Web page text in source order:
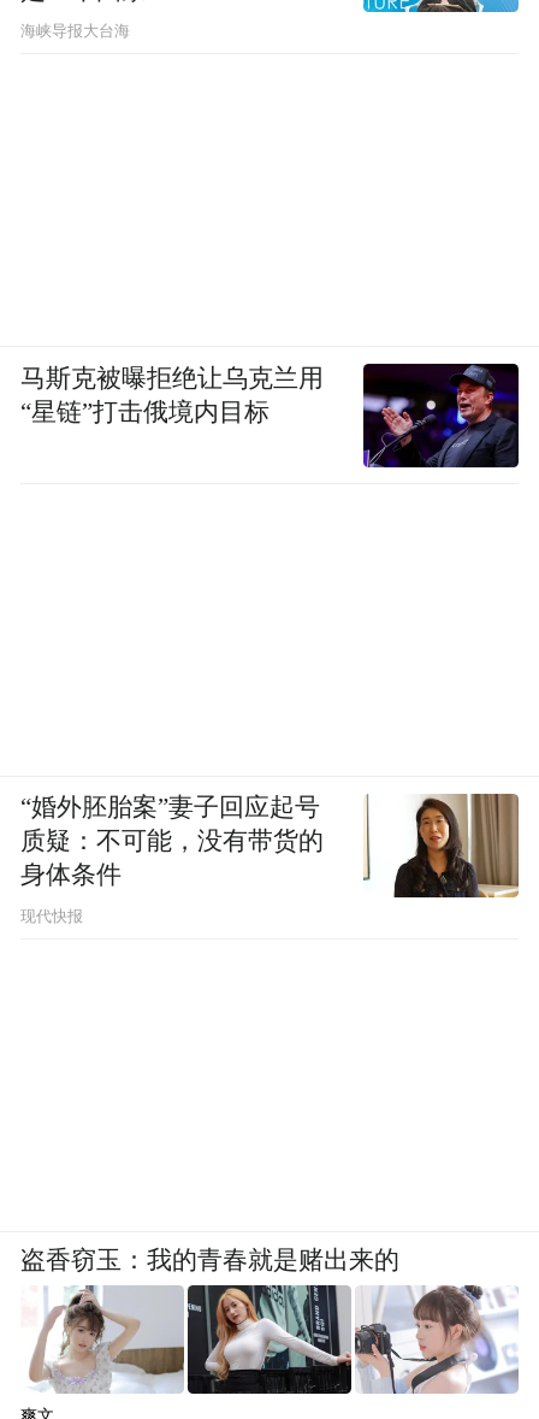
​海峡导报大台海
马斯克被曝拒绝让乌克兰用
“星链”打击俄境内目标
“婚外胚胎案”妻子回应起号
质疑：不可能，没有带货的
身体条件
现代快报
盗香窃玉：我的青春就是赌出来的